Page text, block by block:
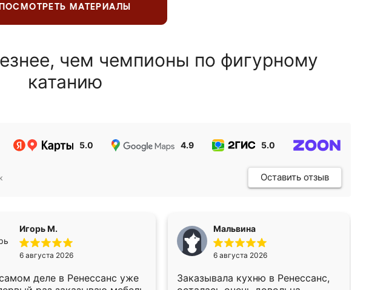
ПОСМОТРЕТЬ МАТЕРИАЛЫ
чем чемпионы по фигурному
катанию
5.0 4.9 5.0
Оставить отзыв
Игорь М.
6 августа 2026
деле в Ренессанс уже
Мальвина
6 августа 2026
Заказывала кухню в Ренессанс,